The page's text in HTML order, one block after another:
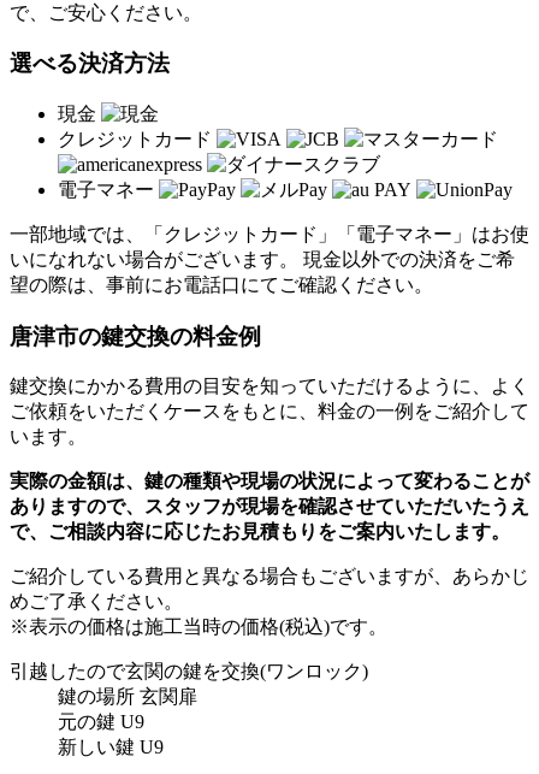
で、ご安心ください。
選べる決済方法
現金
クレジットカード
電子マネー
一部地域では、「クレジットカード」「電子マネー」はお使
いになれない場合がございます。 現金以外での決済をご希
望の際は、事前にお電話口にてご確認ください。
唐津市の鍵交換の料金例
鍵交換にかかる費用の目安を知っていただけるように、よく
ご依頼をいただくケースをもとに、料金の一例をご紹介して
います。
実際の金額は、鍵の種類や現場の状況によって変わることが
ありますので、スタッフが現場を確認させていただいたうえ
で、ご相談内容に応じたお見積もりをご案内いたします。
ご紹介している費用と異なる場合もございますが、あらかじ
めご了承ください。
※表示の価格は施工当時の価格(税込)です。
引越したので玄関の鍵を交換(ワンロック)
鍵の場所 玄関扉
元の鍵 U9
新しい鍵 U9